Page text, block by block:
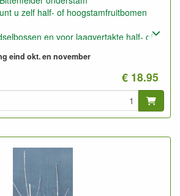
u zelf half- of hoogstamfruitbomen
en voor laagvertakte half- of
maken van grotere leifruitbomen (3 tot
ook gebruiken voor laagstam op slechte
eind okt. en november
€ 18.95